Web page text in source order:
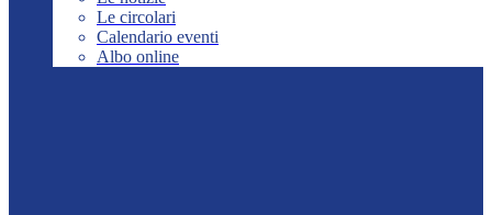
Le circolari
Calendario eventi
Albo online